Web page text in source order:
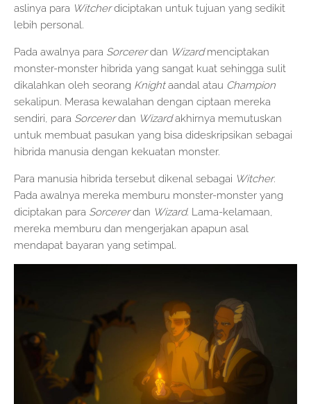
aslinya para Witcherdiciptakan untuk tujuan yang sedikit
lebih personal.
Pada awalnya para Sorcererdan Wizardmenciptakan
monster-monster hibrida yang sangat kuat sehingga sulit
dikalahkan oleh seorang Knightaandal atau Champion
sekalipun. Merasa kewalahan dengan ciptaan mereka
sendiri, para Sorcererdan Wizardakhirnya memutuskan
untuk membuat pasukan yang bisa dideskripsikan sebagai
hibrida manusia dengan kekuatan monster.
Para manusia hibrida tersebut dikenal sebagai Witcher.
Pada awalnya mereka memburu monster-monster yang
diciptakan para Sorcererdan Wizard. Lama-kelamaan,
mereka memburu dan mengerjakan apapun asal
mendapat bayaran yang setimpal.